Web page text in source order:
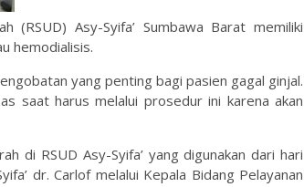
(RSUD) Asy-Syifa’ Sumbawa Barat memiliki
hemodialisis.
yang penting bagi pasien gagal ginjal.
saat harus melalui prosedur ini karena akan
di RSUD Asy-Syifa’ yang digunakan dari hari
dr. Carlof melalui Kepala Bidang Pelayanan